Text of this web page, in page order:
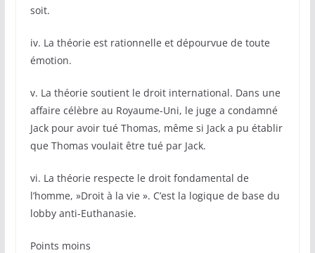
soit.
iv. La théorie est rationnelle et dépourvue de toute
émotion.
v. La théorie soutient le droit international. Dans une
affaire célèbre au Royaume-Uni, le juge a condamné
Jack pour avoir tué Thomas, même si Jack a pu établir
que Thomas voulait être tué par Jack.
vi. La théorie respecte le droit fondamental de
l’homme, »Droit à la vie ». C’est la logique de base du
lobby anti-Euthanasie.
Points moins